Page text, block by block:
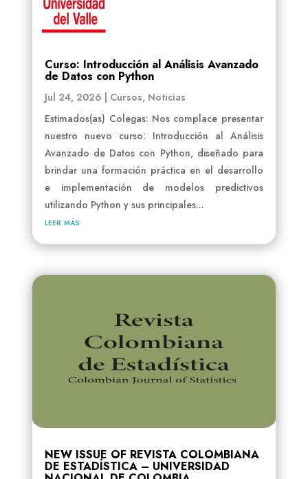
Curso: Introducción al Análisis Avanzado
de Datos con Python
Jul 24, 2026 Cursos, Noticias
Estimados(as) Colegas: Nos complace presentar
nuestro nuevo curso: Introducción al Análisis
Avanzado de Datos con Python, diseñado para
brindar una formación práctica en el desarrollo
e implementación de modelos predictivos
utilizando Python y sus principales...
leer más
NEW ISSUE OF REVISTA COLOMBIANA
DE ESTADÍSTICA – UNIVERSIDAD